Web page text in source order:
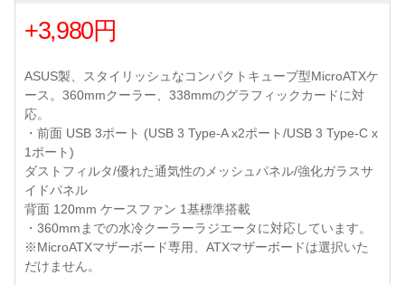
+3,980円
ASUS製、スタイリッシュなコンパクトキューブ型MicroATXケ
ース。360mmクーラー、338mmのグラフィックカードに対
応。
・前面 USB 3ポート (USB 3 Type-A x2ポート/USB 3 Type-C x
1ポート)
ダストフィルタ/優れた通気性のメッシュパネル/強化ガラスサ
イドパネル
背面 120mm ケースファン 1基標準搭載
・360mmまでの水冷クーラーラジエータに対応しています。
※MicroATXマザーボード専用、ATXマザーボードは選択いた
だけません。